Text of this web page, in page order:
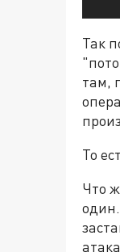
Так
там,
То
Что